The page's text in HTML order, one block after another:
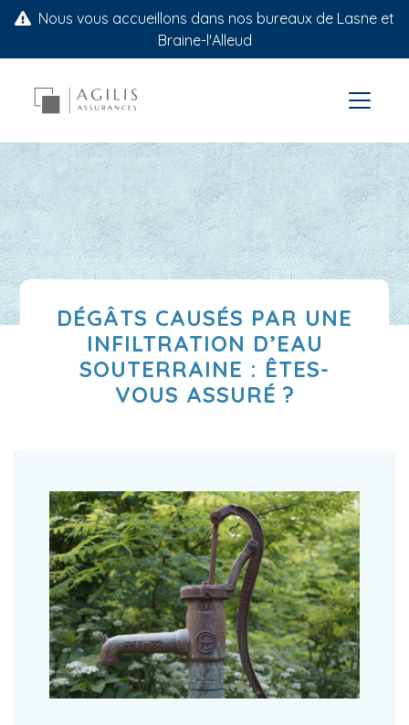
Nous vous accueillons dans nos bureaux de Lasne et
Braine-l'Alleud
DÉGÂTS CAUSÉS PAR UNE
INFILTRATION D’EAU
SOUTERRAINE : ÊTES-
VOUS ASSURÉ ?